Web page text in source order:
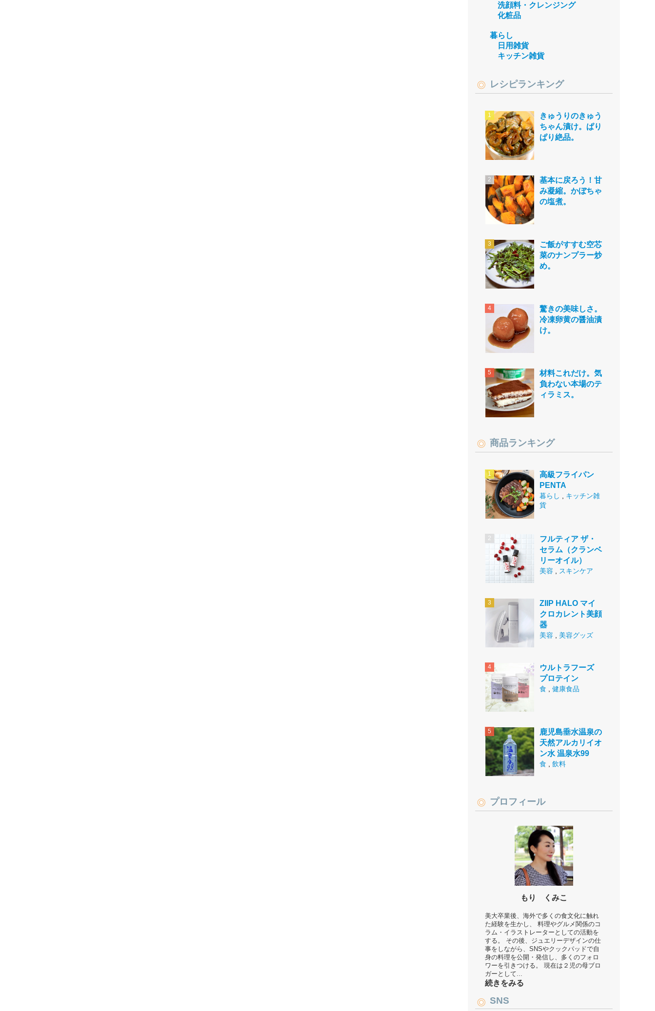
洗顔料・クレンジング
化粧品
暮らし
日用雑貨
キッチン雑貨
レシピランキング
きゅうりのきゅう
ちゃん漬け。ぱり
ぱり絶品。
基本に戻ろう！甘
み凝縮。かぼちゃ
の塩煮。
ご飯がすすむ空芯
菜のナンプラー炒
め。
驚きの美味しさ。
冷凍卵黄の醤油漬
け。
材料これだけ。気
負わない本場のテ
ィラミス。
商品ランキング
高級フライパン
PENTA
暮らし
キッチン雑
貨
フルティア ザ・
セラム（クランベ
リーオイル）
美容 スキンケア
ZIIP HALO マイ
クロカレント美顔
器
美容 美容グッズ
ウルトラフーズ
プロテイン
食 健康食品
鹿児島垂水温泉の
天然アルカリイオ
ン水 温泉水99
食 飲料
プロフィール
もり くみこ
美大卒業後、海外で多くの食文化に触れ
た経験を生かし、 料理やグルメ関係のコ
ラム・イラストレーターとしての活動を
する。 その後、ジュエリーデザインの仕
事をしながら、SNSやクックパッドで自
身の料理を公開・発信し、多くのフォロ
ワーを引きつける。 現在は２児の母ブロ
ガーとして...
続きをみる
SNS